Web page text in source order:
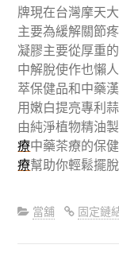
牌現在台灣摩天
主要為緩解關節
凝膠主要從厚重
中解脫使作也懶
萃保健品和中藥
用嫩白提亮專利
由純淨植物精油
療中藥茶療的保
療幫助你輕鬆擺
當舖 固定鏈